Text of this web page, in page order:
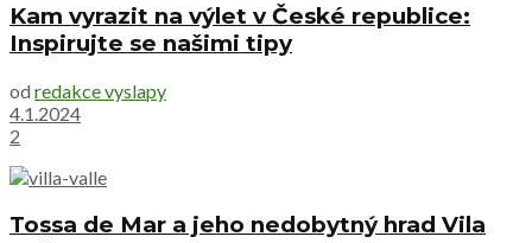
Kam vyrazit na výlet v České republice:
Inspirujte se našimi tipy
od redakce vyslapy
4.1.2024
2
Tossa de Mar a jeho nedobytný hrad Vila